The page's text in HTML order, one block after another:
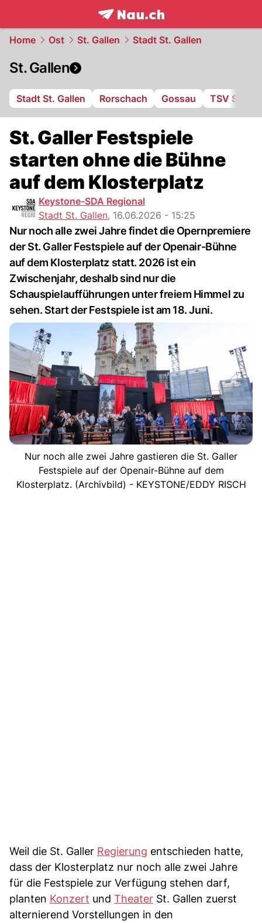
frontpage.NAU.ch
Home Ost St. Gallen Stadt St. Gallen
St. Gallen
Stadt St. Gallen Rorschach Gossau TSV St.
St. Galler Festspiele
starten ohne die Bühne
auf dem Klosterplatz
Keystone-SDA Regional
Stadt St. Gallen, 16.06.2026 - 15:25
Nur noch alle zwei Jahre findet die Opernpremiere
der St. Galler Festspiele auf der Openair-Bühne
auf dem Klosterplatz statt. 2026 ist ein
Zwischenjahr, deshalb sind nur die
Schauspielaufführungen unter freiem Himmel zu
sehen. Start der Festspiele ist am 18. Juni.
Nur noch alle zwei Jahre gastieren die St. Galler
Festspiele auf der Openair-Bühne auf dem
Klosterplatz. (Archivbild) - KEYSTONE/EDDY RISCH
Weil die St. Galler Regierung entschieden hatte,
dass der Klosterplatz nur noch alle zwei Jahre
für die Festspiele zur Verfügung stehen darf,
planten Konzert und Theater St. Gallen zuerst
alternierend Vorstellungen in den